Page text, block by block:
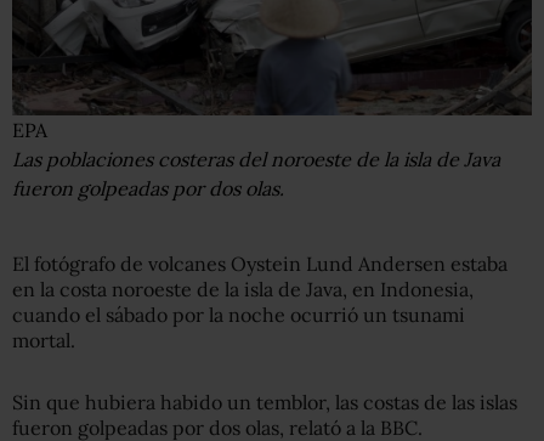
EPA
Las poblaciones costeras del noroeste de la isla de Java
fueron golpeadas por dos olas.
El fotógrafo de volcanes Oystein Lund Andersen estaba
en la costa noroeste de la isla de Java, en Indonesia,
cuando el sábado por la noche ocurrió un tsunami
mortal.
Sin que hubiera habido un temblor, las costas de las islas
fueron golpeadas por dos olas, relató a la BBC.